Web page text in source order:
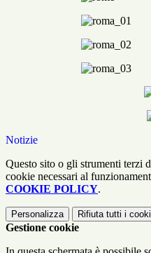
Notizie
Questo sito o gli strumenti terzi
cookie necessari al
COOKIE POLICY.
Personalizza Rifiuta tutti i
Gestione cookie